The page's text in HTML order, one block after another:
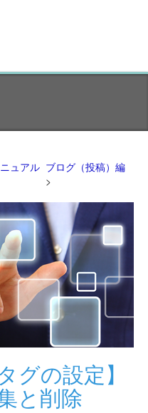
ュアル ブログ（投稿）編
>
グの設定】
と削除